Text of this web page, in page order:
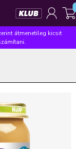
átmenetileg kicsit